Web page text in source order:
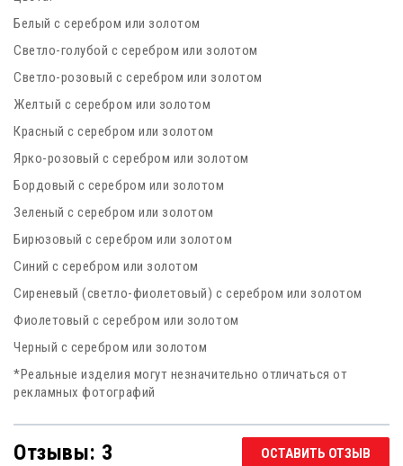
Белый с серебром или золотом
Светло-голубой с серебром или золотом
Светло-розовый с серебром или золотом
Желтый с серебром или золотом
Красный с серебром или золотом
Ярко-розовый с серебром или золотом
Бордовый с серебром или золотом
Зеленый с серебром или золотом
Бирюзовый с серебром или золотом
Синий с серебром или золотом
Сиреневый (светло-фиолетовый) с серебром или золотом
Фиолетовый с серебром или золотом
Черный с серебром или золотом
*Реальные изделия могут незначительно отличаться от
рекламных фотографий
Отзывы: 3 ОСТАВИТЬ ОТЗЫВ